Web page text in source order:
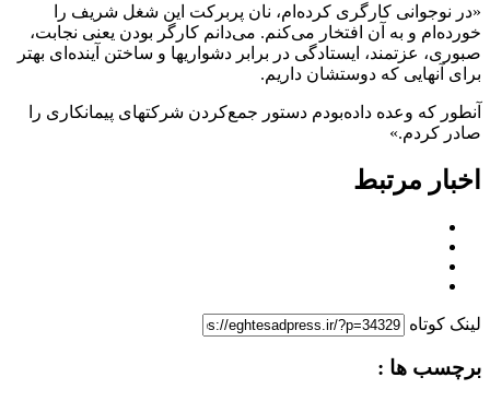
«‏در نوجوانی کارگری کرده‌ام، نان پربرکت این شغل شریف را
خورده‌ام و به آن افتخار می‌کنم. می‌دانم کارگر بودن یعنی نجابت،
صبوری، عزتمند، ایستادگی در برابر دشواریها و ساختن آینده‌ای بهتر
برای آنهایی که دوستشان داریم.
آنطور که وعده داده‌بودم دستور جمع‌کردن شرکتهای پیمانکاری را
صادر کردم.»
اخبار مرتبط
لینک کوتاه
برچسب ها :